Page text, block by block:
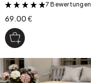
&
7 Bewertungen
69.00 €